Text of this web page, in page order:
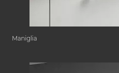
Maniglia